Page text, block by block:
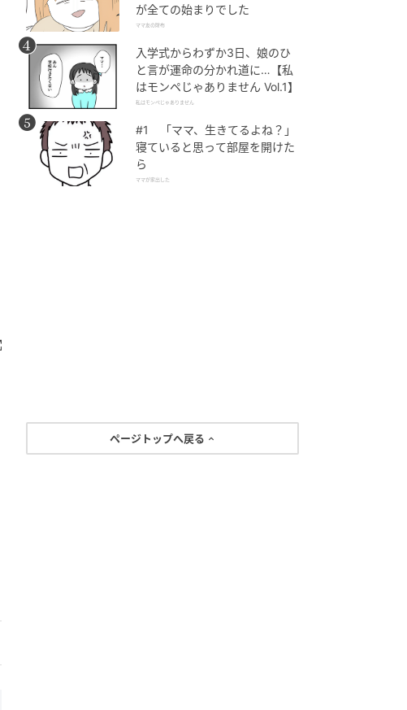
が全ての始まりでした
ママ友の財布
入学式からわずか3日、娘のひ
と言が運命の分かれ道に…【私
はモンペじゃありません Vol.1】
私はモンペじゃありません
#1 「ママ、生きてるよね？」
寝ていると思って部屋を開けた
ら
ママが家出した
ページトップへ戻る